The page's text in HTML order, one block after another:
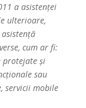
a asistenței
ulterioare,
cum ar fi:
protejate și
sau
servicii mobile